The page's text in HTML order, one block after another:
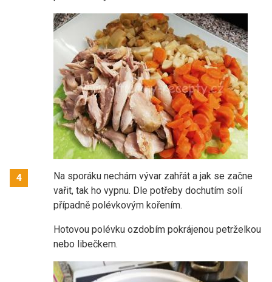
4
Na sporáku nechám vývar zahřát a jak se začne
vařit, tak ho vypnu. Dle potřeby dochutím solí
případně polévkovým kořením.
Hotovou polévku ozdobím pokrájenou petrželkou
nebo libečkem.